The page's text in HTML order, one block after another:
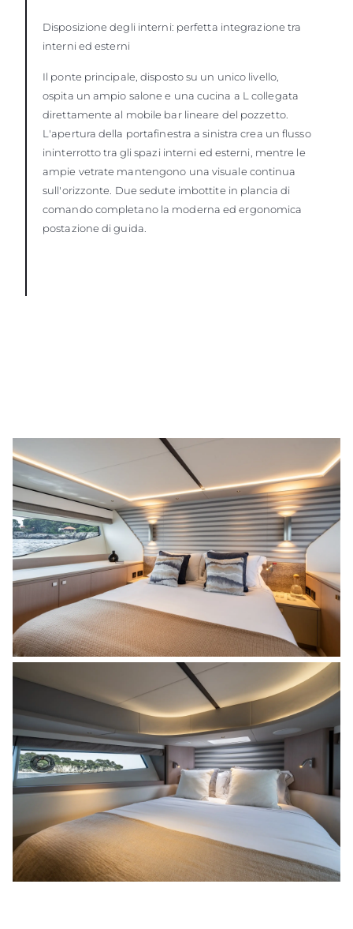
Disposizione degli interni: perfetta integrazione tra
interni ed esterni
Il ponte principale, disposto su un unico livello,
ospita un ampio salone e una cucina a L collegata
direttamente al mobile bar lineare del pozzetto.
L'apertura della portafinestra a sinistra crea un flusso
ininterrotto tra gli spazi interni ed esterni, mentre le
ampie vetrate mantengono una visuale continua
sull'orizzonte. Due sedute imbottite in plancia di
comando completano la moderna ed ergonomica
postazione di guida.